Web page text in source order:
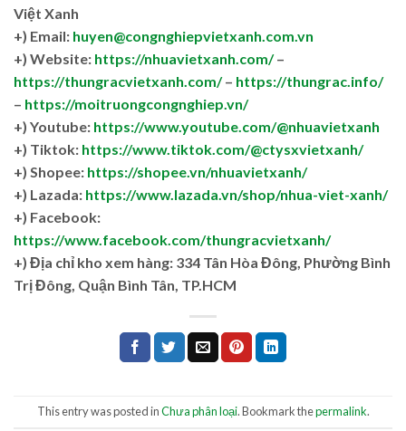
Việt Xanh
+) Email: huyen@congnghiepvietxanh.com.vn
+) Website: https://nhuavietxanh.com/–
https://thungracvietxanh.com/– https://thungrac.info/
– https://moitruongcongnghiep.vn/
+) Youtube: https://www.youtube.com/@nhuavietxanh
+) Tiktok: https://www.tiktok.com/@ctysxvietxanh/
+) Shopee: https://shopee.vn/nhuavietxanh/
+) Lazada: https://www.lazada.vn/shop/nhua-viet-xanh/
+) Facebook:
https://www.facebook.com/thungracvietxanh/
+) Địa chỉ kho xem hàng: 334 Tân Hòa Đông, Phường Bình
Trị Đông, Quận Bình Tân, TP.HCM
This entry was posted inChưa phân loại. Bookmark thepermalink.